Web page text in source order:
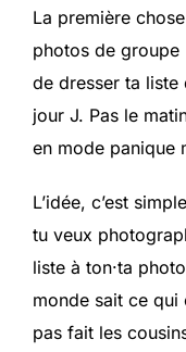
La première
photos de groupe
de dresser ta
jour J. Pas le
en mode panique
L’idée, c’est
tu veux
liste à ton·ta
monde sait ce qui
pas fait les